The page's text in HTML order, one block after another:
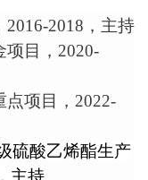
2018，主持
项目，2020-
点项目，2022-
硫酸乙烯酯生产
，主持